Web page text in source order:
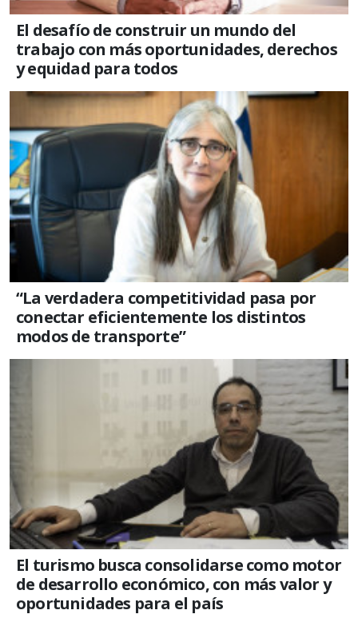
El desafío de construir un mundo del
trabajo con más oportunidades, derechos
y equidad para todos
“La verdadera competitividad pasa por
conectar eficientemente los distintos
modos de transporte”
El turismo busca consolidarse como motor
de desarrollo económico, con más valor y
oportunidades para el país